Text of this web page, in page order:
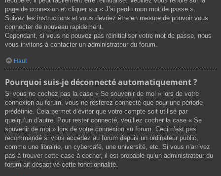
page de connexion et cliquer sur « J’ai perdu mon mot de passe ».
Suivez les instructions et vous devriez être en mesure de pouvoir vous
connecter de nouveau rapidement.
Cependant, si vous ne pouvez pas réinitialiser votre mot de passe, nous
vous invitons à contacter un administrateur du forum.
Haut
Pourquoi suis-je déconnecté automatiquement ?
Si vous ne cochez pas la case « Se souvenir de moi » lors de votre
connexion au forum, vous ne resterez connecté que pour une période
prédéfinie. Cela permet d’éviter que votre compte soit utilisé par
quelqu’un d’autre. Pour rester connecté, veuillez cocher la case « Se
souvenir de moi » lors de votre connexion au forum. Ceci n’est pas
recommandé si vous accédez au forum depuis un ordinateur public,
comme une librairie, un cybercafé, une université, etc. Si vous n’arrivez
pas à trouver cette case à cocher, il est probable qu’un administrateur du
forum ait désactivé cette fonctionnalité.